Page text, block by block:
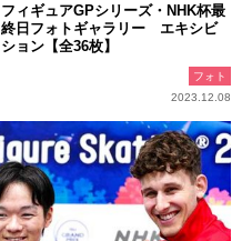
フィギュアGPシリーズ・NHK杯最
終日フォトギャラリー エキシビ
ション【全36枚】
フォト
2023.12.08